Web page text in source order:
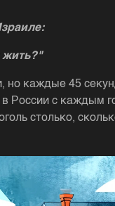
жить?"
но каждые 45
России с каждым
столько,